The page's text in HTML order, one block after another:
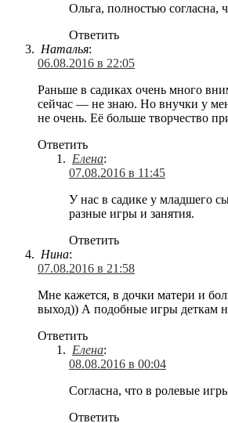
Ольга, полностью согласна,
Ответить
Наталья:
06.08.2016 в 22:05
Раньше в садиках очень много
сейчас — не знаю. Но внучки у
не очень. Её больше творчество
Ответить
Елена:
07.08.2016 в 11:45
У нас в садике у младшего
разные игры и занятия.
Ответить
Нина:
07.08.2016 в 21:58
Мне кажется, в дочки матери и
выход)) А подобные игры деткам
Ответить
Елена:
08.08.2016 в 00:04
Согласна, что в ролевые
Ответить